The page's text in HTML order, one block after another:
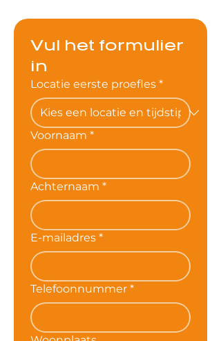
Vul het formulier
in
Locatie eerste proefles *
Voornaam *
Achternaam *
E-mailadres *
Telefoonnummer *